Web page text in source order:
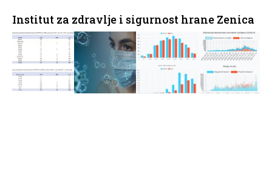
Institut za zdravlje i sigurnost hrane Zenica